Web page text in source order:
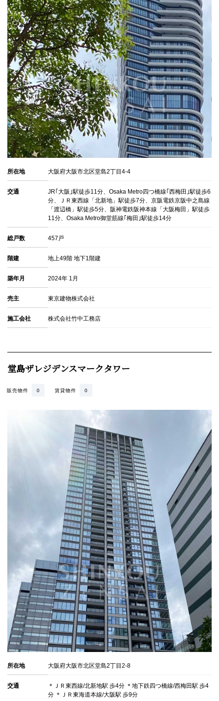
所在地 大阪府大阪市北区堂島2丁目4-4
交通
JR｢大阪｣駅徒歩11分、Osaka Metro四つ橋線｢西梅田｣駅徒歩6
分、ＪＲ東西線「北新地」駅徒歩7分、京阪電鉄京阪中之島線
「渡辺橋」駅徒歩5分、阪神電鉄阪神本線「大阪梅田」駅徒歩
11分、Osaka Metro御堂筋線｢梅田｣駅徒歩14分
総戸数 457戸
階建 地上49階 地下1階建
築年月 2024年 1月
売主 東京建物株式会社
施工会社 株式会社竹中工務店
堂島ザレジデンスマークタワー
賃貸物件 0
販売物件 0
所在地 大阪府大阪市北区堂島2丁目2-8
交通
＊ＪＲ東西線/北新地駅 歩4分 ＊地下鉄四つ橋線/西梅田駅 歩4
分 ＊ＪＲ東海道本線/大阪駅 歩9分